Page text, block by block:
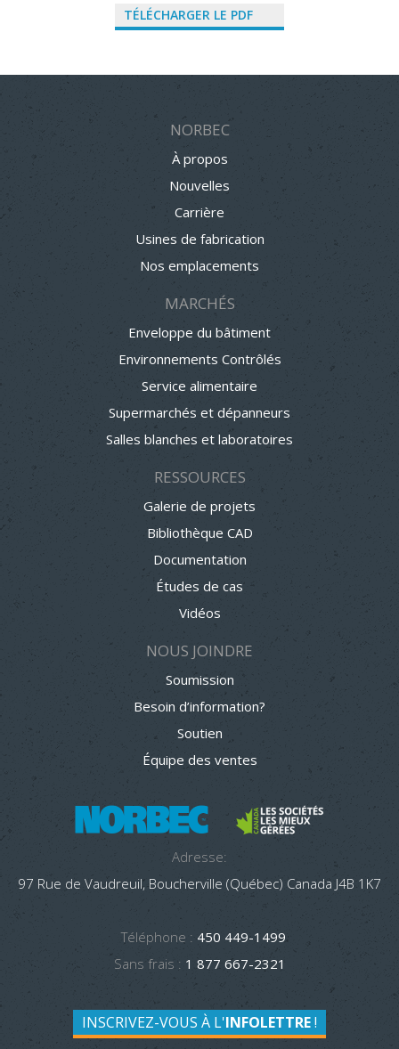
TÉLÉCHARGER LE PDF
NORBEC
À propos
Nouvelles
Carrière
Usines de fabrication
Nos emplacements
MARCHÉS
Enveloppe du bâtiment
Environnements Contrôlés
Service alimentaire
Supermarchés et dépanneurs
Salles blanches et laboratoires
RESSOURCES
Galerie de projets
Bibliothèque CAD
Documentation
Études de cas
Vidéos
NOUS JOINDRE
Soumission
Besoin d’information?
Soutien
Équipe des ventes
Adresse:
97 Rue de Vaudreuil, Boucherville (Québec) Canada J4B 1K7
Téléphone : 450 449-1499
Sans frais : 1 877 667-2321
INSCRIVEZ-VOUS À L'INFOLETTRE!